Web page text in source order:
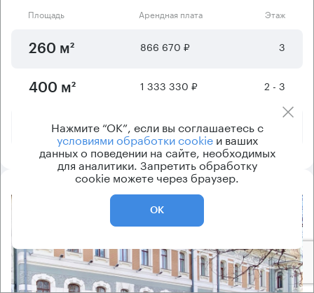
Площадь Арендная плата Этаж
260 м² 866 670 ₽ 3
400 м² 1 333 330 ₽ 2 - 3
1493 м² 4 950 040 ₽ -1 - 3
Нажмите “ОК”, если вы соглашаетесь с
условиями обработки cookieи ваших
данных о поведении на сайте, необходимых
для аналитики. Запретить обработку
cookie можете через браузер.
ОК